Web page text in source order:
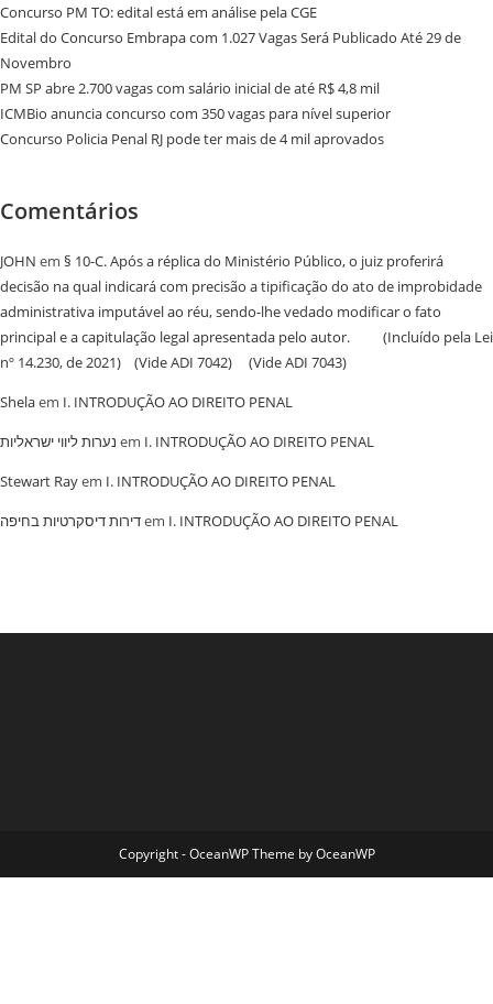
Concurso PM TO: edital está em análise pela CGE
Edital do Concurso Embrapa com 1.027 Vagas Será Publicado Até 29 de
Novembro
PM SP abre 2.700 vagas com salário inicial de até R$ 4,8 mil
ICMBio anuncia concurso com 350 vagas para nível superior
Concurso Policia Penal RJ pode ter mais de 4 mil aprovados
Comentários
JOHN em § 10-C. Após a réplica do Ministério Público, o juiz proferirá
decisão na qual indicará com precisão a tipificação do ato de improbidade
administrativa imputável ao réu, sendo-lhe vedado modificar o fato
principal e a capitulação legal apresentada pelo autor. (Incluído pela Lei
nº 14.230, de 2021) (Vide ADI 7042) (Vide ADI 7043)
Shelaem I. INTRODUÇÃO AO DIREITO PENAL
נערות ליווי ישראליות em I. INTRODUÇÃO AO DIREITO PENAL
Stewart Rayem I. INTRODUÇÃO AO DIREITO PENAL
‏דירות דיסקרטיות בחיפהem I. INTRODUÇÃO AO DIREITO PENAL
Copyright - OceanWP Theme by OceanWP